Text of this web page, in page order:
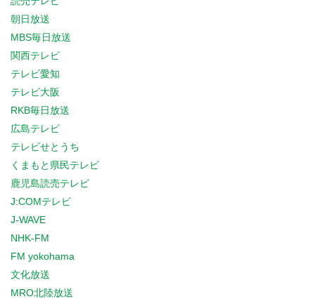
朝日放送
MBS毎日放送
関西テレビ
テレビ愛知
テレビ大阪
RKB毎日放送
広島テレビ
テレビせとうち
くまもと県民テレビ
鹿児島読売テレビ
J:COMテレビ
J-WAVE
NHK-FM
FM yokohama
文化放送
MRO北陸放送